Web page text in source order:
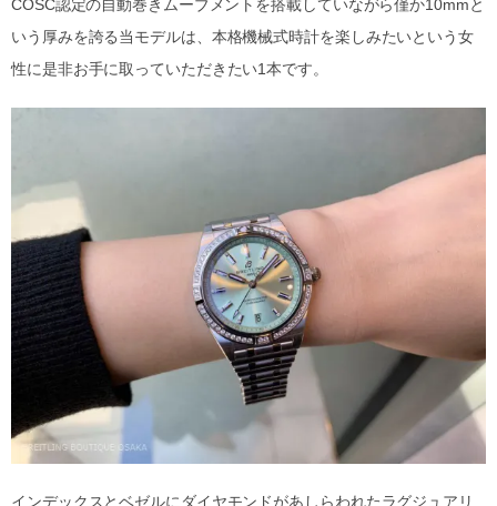
COSC認定の自動巻きムーブメントを搭載していながら僅か10mmと
いう厚みを誇る当モデルは、本格機械式時計を楽しみたいという女
性に是非お手に取っていただきたい1本です。
インデックスとベゼルにダイヤモンドがあしらわれたラグジュアリ